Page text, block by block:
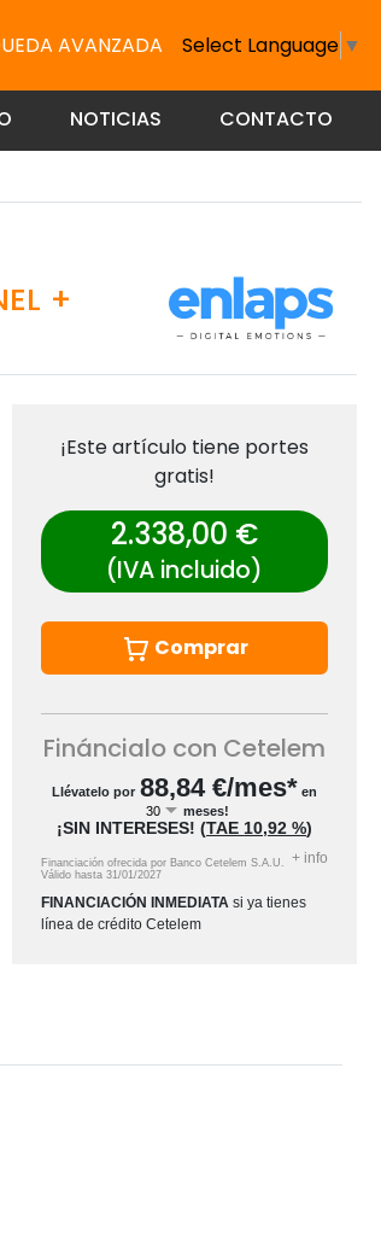
AVANZADA Select Language ▼
NOTICIAS CONTACTO
+
¡Este artículo tiene portes
gratis!
2.338,00 €
(IVA incluido)
Comprar
Fináncialo con Cetelem
Llévatelo por 88,84€/mes* en
meses!
¡SIN INTERESES!(TAE10,92 %)
Financiación ofrecida por Banco Cetelem S.A.U.
Válido hasta31/01/2027
+ info
FINANCIACIÓN INMEDIATA si ya tienes
línea de crédito Cetelem